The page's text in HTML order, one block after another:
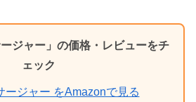
ジャー」の価格・レビューをチ
ェック
ージャー をAmazonで見る